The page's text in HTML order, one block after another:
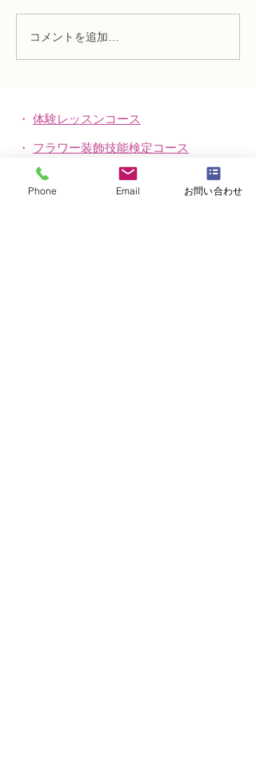
NFDフラワーデザイナー
資格検3級レッスン「モダ
コメントを追加…
・ 体験レッスンコース
・ フラワー装飾技能検定コース
NFDフラワーデザイナー資格検定コー
スPhone Email お問い合わせ